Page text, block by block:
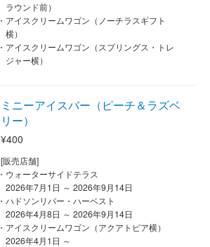
ラウンド前）
アイスクリームワゴン（ノーチラスギフト
横）
アイスクリームワゴン（スプリングス・トレ
ジャー横）
ミニーアイスバー（ピーチ＆ラズベ
リー）
¥400
[販売店舗]
ウォーターサイドテラス
2026年7月1日 ～ 2026年9月14日
ハドソンリバー・ハーベスト
2026年4月8日 ～ 2026年9月14日
アイスクリームワゴン（アクアトピア横）
2026年4月1日 ～